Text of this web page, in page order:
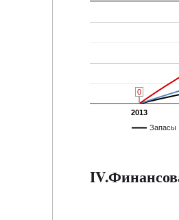
Запасы
2013
0
0
0
0
0
0